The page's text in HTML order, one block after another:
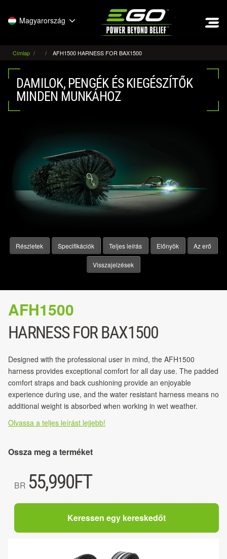
Magyarország
Címlap AFH1500 HARNESS FOR BAX1500
DAMILOK, PENGÉK ÉS KIEGÉSZÍTŐK
MINDEN MUNKÁHOZ
Részletek Specifikációk Teljes leírás Előnyök Az erő
Visszajelzések
AFH1500
HARNESS FOR BAX1500
Designed with the professional user in mind, the AFH1500
harness provides exceptional comfort for all day use. The padded
comfort straps and back cushioning provide an enjoyable
experience during use, and the water resistant harness means no
additional weight is absorbed when working in wet weather.
Olvassa a teljes leírást lejjebb!
Ossza meg a terméket
BR 55,990FT
Keressen egy kereskedőt